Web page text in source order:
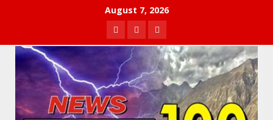
August 7, 2026
Facebook
TwitterYoutube